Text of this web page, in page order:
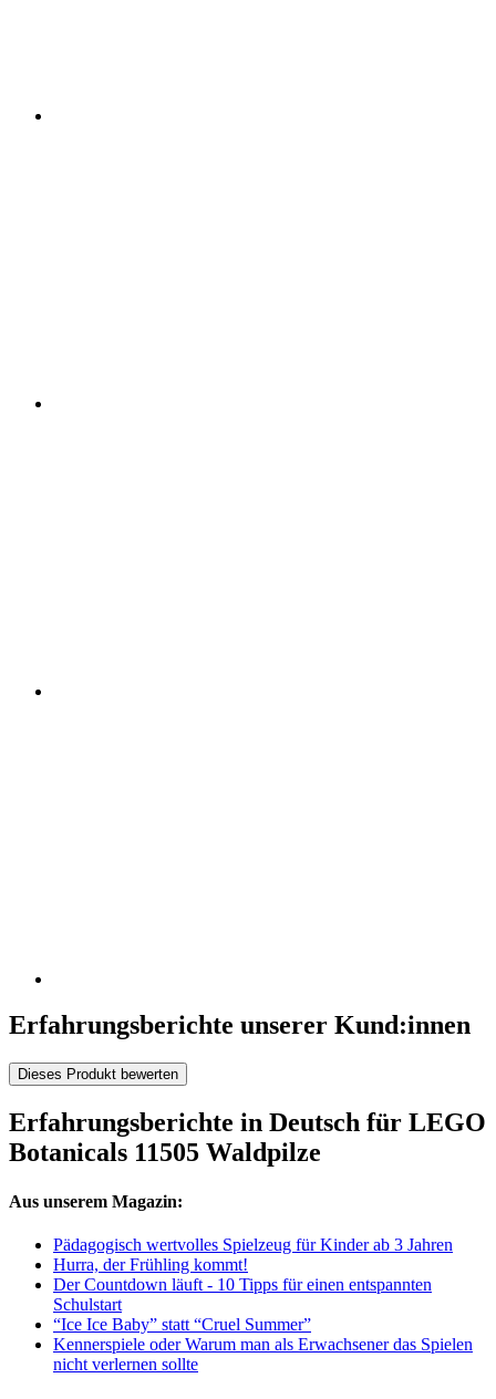
Erfahrungsberichte unserer Kund:innen
Dieses Produkt bewerten
Erfahrungsberichte in Deutsch für LEGO
Botanicals 11505 Waldpilze
Aus unserem Magazin:
Pädagogisch wertvolles Spielzeug für Kinder ab 3 Jahren
Hurra, der Frühling kommt!
Der Countdown läuft - 10 Tipps für einen entspannten
Schulstart
“Ice Ice Baby” statt “Cruel Summer”
Kennerspiele oder Warum man als Erwachsener das Spielen
nicht verlernen sollte